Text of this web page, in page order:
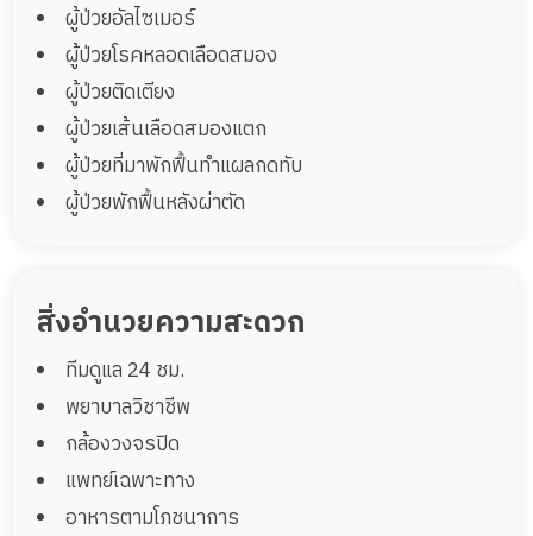
ผู้ป่วยอัลไซเมอร์
ผู้ป่วยโรคหลอดเลือดสมอง
ผู้ป่วยติดเตียง
ผู้ป่วยเส้นเลือดสมองแตก
ผู้ป่วยที่มาพักฟื้นทำแผลกดทับ
ผู้ป่วยพักฟื้นหลังผ่าตัด
สิ่งอำนวยความสะดวก
ทีมดูแล 24 ชม.
พยาบาลวิชาชีพ
กล้องวงจรปิด
แพทย์เฉพาะทาง
อาหารตามโภชนาการ